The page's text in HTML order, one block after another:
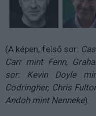
(A képen, felső sor:
Carr mint Fenn,
sor: Kevin Doyle
Codringher, Chris
Andoh mint Nenneke)